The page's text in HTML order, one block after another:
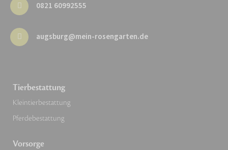
0821 60992555
augsburg@mein-rosengarten.de
Tierbestattung
Kleintierbestattung
Pferdebestattung
Vorsorge